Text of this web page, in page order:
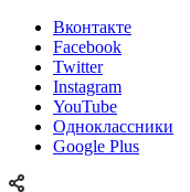
Вконтакте
Facebook
Twitter
Instagram
YouTube
Одноклассники
Google Plus